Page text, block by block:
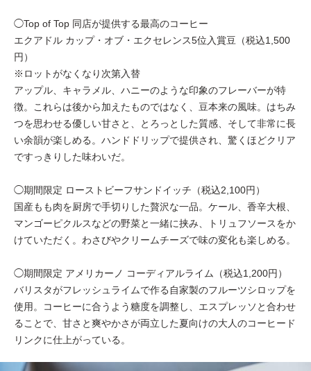
◯Top of Top 同店が提供する最高のコーヒー
エクアドル カップ・オブ・エクセレンス5位入賞豆（税込1,500
円）
※ロットがなくなり次第入替
アップル、キャラメル、ハニーのような印象のフレーバーが特
徴。これらは後から加えたものではなく、豆本来の風味。はちみ
つを思わせる優しい甘さと、とろっとした質感、そして非常に長
い余韻が楽しめる。ハンドドリップで提供され、驚くほどクリア
ですっきりした味わいだ。
◯期間限定 ローストビーフサンドイッチ（税込2,100円）
国産もも肉を厨房で手切りした贅沢な一品。ケール、香辛大根、
マンゴーピクルスなどの野菜と一緒に挟み、トリュフソースをか
けていただく。わさびやクリームチーズで味の変化も楽しめる。
◯期間限定 アメリカーノ コーディアルライム（税込1,200円）
バリスタがフレッシュライムで作る自家製のフルーツシロップを
使用。コーヒーに合うよう糖度を調整し、エスプレッソと合わせ
ることで、甘さと爽やかさが両立した夏向けの大人のコーヒード
リンクに仕上がっている。